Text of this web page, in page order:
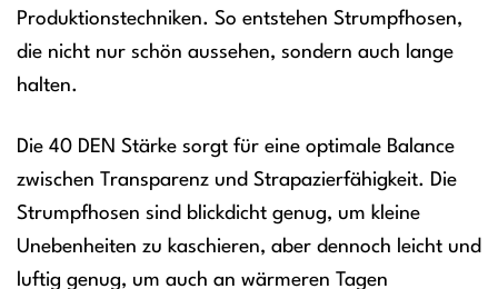
Produktionstechniken. So entstehen Strumpfhosen,
die nicht nur schön aussehen, sondern auch lange
halten.
Die 40 DEN Stärke sorgt für eine optimale Balance
zwischen Transparenz und Strapazierfähigkeit. Die
Strumpfhosen sind blickdicht genug, um kleine
Unebenheiten zu kaschieren, aber dennoch leicht und
luftig genug, um auch an wärmeren Tagen